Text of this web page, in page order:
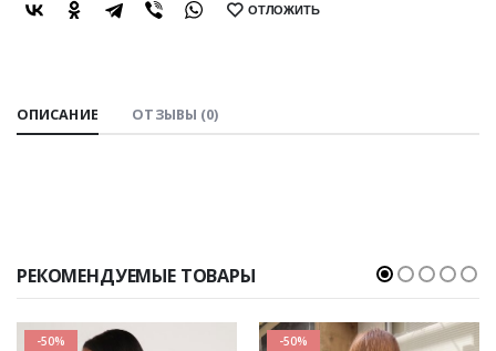
SHARE: ОТЛОЖИТЬ
ОПИСАНИЕ ОТЗЫВЫ (0)
РЕКОМЕНДУЕМЫЕ ТОВАРЫ
-50% -50%